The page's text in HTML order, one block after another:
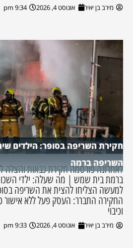
מירב בן יאיר אוגוסט 4, 2026 9:34 pm
חקירת השריפה בסופר: הילדים
השריפה ברמה
לאחרונה פורסמה חקירת כבאות והצלה
ברמת בית שמש | מה שעלה: ילדי
למעשה הצליחו להצית את השריפה
החקירה התברר: העסק פעל ללא אישור
וכיבוי
מירב בן יאיר אוגוסט 4, 2026 9:33 pm